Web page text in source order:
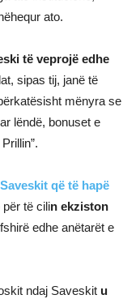
ato.
të veprojë edhe
sipas tij, janë të
mënyra se
lëndë, bonuset e
që të hapë
për të cilin ekziston
edhe anëtarët e
ndaj Saveskit u